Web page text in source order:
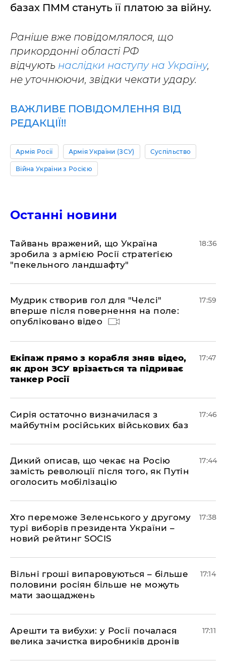
базах ПММ стануть її платою за війну.
Раніше вже повідомлялося, що
прикордонні області РФ
відчують наслідки наступу на Україну,
не уточнюючи, звідки чекати удару.
ВАЖЛИВЕ ПОВІДОМЛЕННЯ ВІД
РЕДАКЦІЇ!!
Армія Росії Армія України (ЗСУ) Суспільство
Війна України з Росією
Останні новини
Тайвань вражений, що Україна
зробила з армією Росії стратегією
"пекельного ландшафту"
18:36
Мудрик створив гол для "Челсі"
вперше після повернення на поле:
опубліковано відео
17:59
Екіпаж прямо з корабля зняв відео,
як дрон ЗСУ врізається та підриває
танкер Росії
17:47
Сирія остаточно визначилася з
майбутнім російських військових баз
17:46
Дикий описав, що чекає на Росію
замість революції після того, як Путін
оголосить мобілізацію
17:44
Хто переможе Зеленського у другому
турі виборів президента України –
новий рейтинг SOCIS
17:38
Вільні гроші випаровуються – більше
половини росіян більше не можуть
мати заощаджень
17:14
Арешти та вибухи: у Росії почалася
велика зачистка виробників дронів
17:11